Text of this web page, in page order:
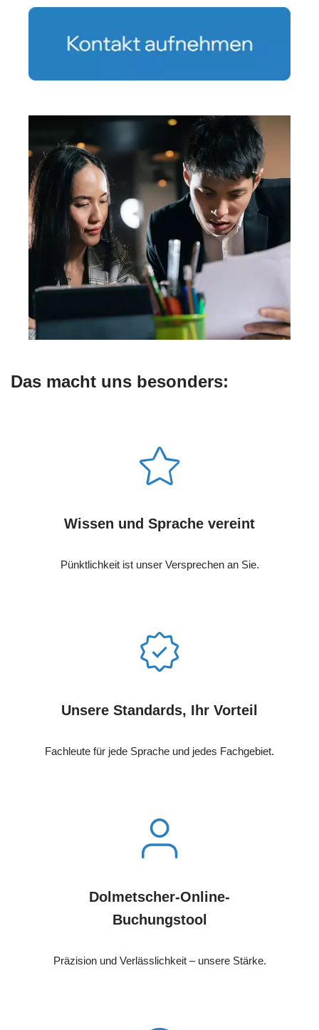
Das macht uns besonders:
Wissen und Sprache vereint
Pünktlichkeit ist unser Versprechen an Sie.
Unsere Standards, Ihr Vorteil
Fachleute für jede Sprache und jedes Fachgebiet.
Dolmetscher-Online-
Buchungstool
Präzision und Verlässlichkeit – unsere Stärke.